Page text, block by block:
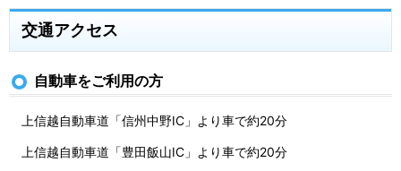
交通アクセス
自動車をご利用の方
上信越自動車道「信州中野IC」より車で約20分
上信越自動車道「豊田飯山IC」より車で約20分